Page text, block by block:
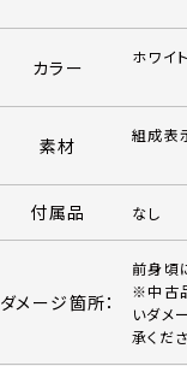
カラー ホワイ
素材 組成表
付属品 なし
ダメージ箇所：
前身頃
※中古
いダメ
承くだ